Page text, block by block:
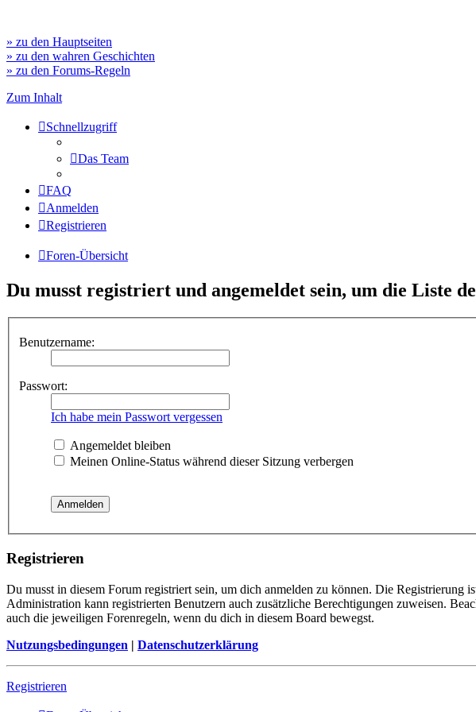
» zu den Hauptseiten
» zu den wahren Geschichten
» zu den Forums-Regeln
Zum Inhalt
Schnellzugriff
Das Team
FAQ
Anmelden
Registrieren
Foren-Übersicht
Du musst registriert und angemeldet sein, um die Liste
Benutzername:
Passwort:
Ich habe mein Passwort vergessen
Angemeldet bleiben
Meinen Online-Status während dieser Sitzung verbergen
Registrieren
Du musst in diesem Forum registriert sein, um dich anmelden zu können. Die
Administration kann registrierten Benutzern auch zusätzliche Berechtigungen zuweisen.
auch die jeweiligen Forenregeln, wenn du dich in diesem Board bewegst.
Nutzungsbedingungen | Datenschutzerklärung
Registrieren